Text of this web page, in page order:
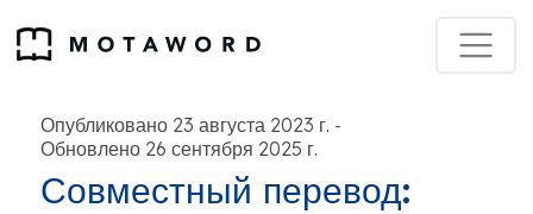
Опубликовано 23 августа 2023 г. -
Обновлено 26 сентября 2025 г.
Совместный перевод: